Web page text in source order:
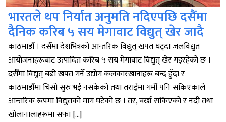
भारतले थप निर्यात अनुमति नदिएपछि दसैँमा
दैनिक करिब ५ सय मेगावाट विद्युत् खेर जादै
काठमाडौँ । दसैँमा देशभित्रको आन्तरिक विद्युत् खपत घट्दा जलविद्युत
आयोजनाहरूबाट उत्पादित करिब ५ सय मेगावाट विद्युत् खेर गइरहेको छ ।
दसैँमा विद्युत् बढी खपत गर्ने उद्योग कलकारखानाहरू बन्द हुँदा र
काठमाडौँमा चिसो सुरु भई नसकेको तथा तराईमा गर्मी पनि सकिएकाले
आन्तरिक रूपमा विद्युतको माग घटेको छ । तर, बर्खा सकिएको र नदी तथा
खोलानालाहरूमा सफा […]